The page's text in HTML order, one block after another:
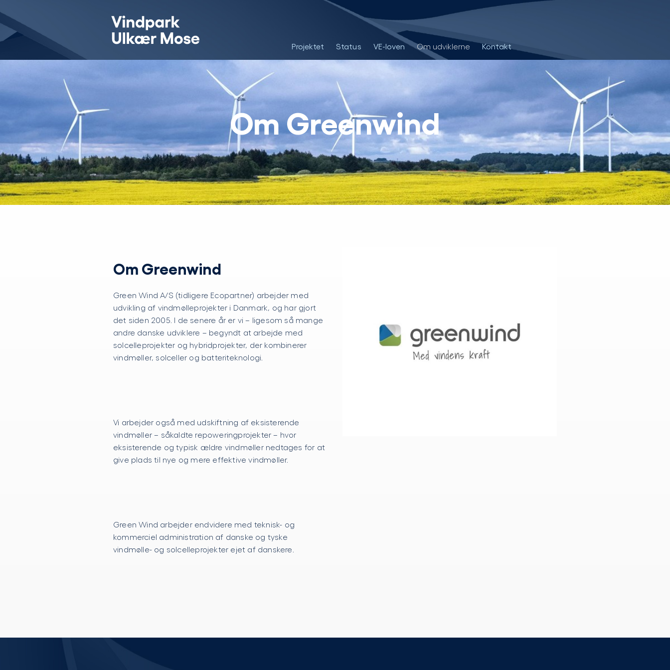
Projektet Status VE-loven Om udviklerne Kontakt
Om Greenwind
Om Greenwind
Green Wind A/S (tidligere Ecopartner) arbejder med
udvikling af vindmølleprojekter i Danmark, og har gjort
det siden 2005. I de senere år er vi – ligesom så mange
andre danske udviklere – begyndt at arbejde med
solcelleprojekter og hybridprojekter, der kombinerer
vindmøller, solceller og batteriteknologi.
Vi arbejder også med udskiftning af eksisterende
vindmøller – såkaldte repoweringprojekter – hvor
eksisterende og typisk ældre vindmøller nedtages for at
give plads til nye og mere effektive vindmøller.
Green Wind arbejder endvidere med teknisk- og
kommerciel administration af danske og tyske
vindmølle- og solcelleprojekter ejet af danskere.